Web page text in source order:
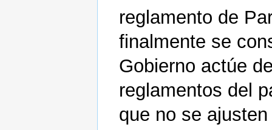
reglamento de
finalmente se
Gobierno actúe
reglamentos del
que no se